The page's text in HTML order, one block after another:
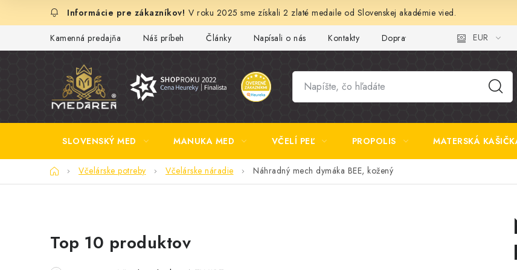
V roku 2025 sme získali 2 zlaté medaile od Slovenskej akadémie vied.
Kamenná predajňa Náš príbeh Články Napísali o nás Kontakty Doprava a platba EUR
SLOVENSKÝ MED MANUKA MED VČELÍ PEĽ PROPOLIS MATERSKÁ
DomovVčelárske potreby Včelárske náradie Náhradný mech dymáka BEE, kožený
o
Top 10 produktov